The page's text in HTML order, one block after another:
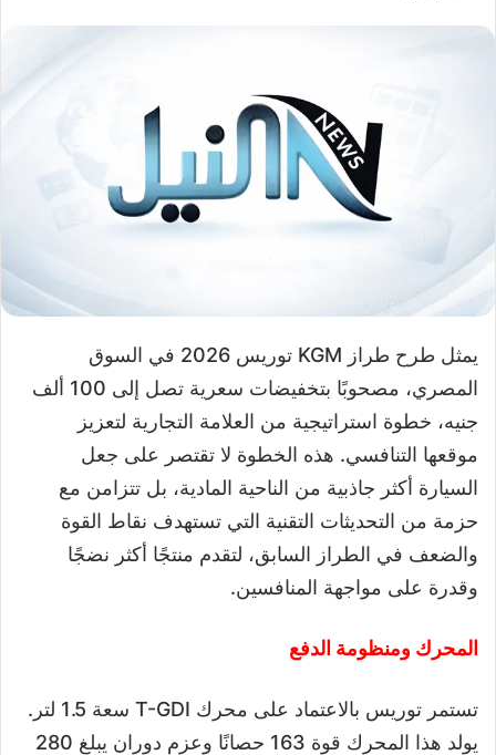
يمثل طرح طراز KGM توريس 2026 في السوق
المصري، مصحوبًا بتخفيضات سعرية تصل إلى 100 ألف
جنيه، خطوة استراتيجية من العلامة التجارية لتعزيز
موقعها التنافسي. هذه الخطوة لا تقتصر على جعل
السيارة أكثر جاذبية من الناحية المادية، بل تتزامن مع
حزمة من التحديثات التقنية التي تستهدف نقاط القوة
والضعف في الطراز السابق، لتقدم منتجًا أكثر نضجًا
وقدرة على مواجهة المنافسين.
المحرك ومنظومة الدفع
تستمر توريس بالاعتماد على محرك T-GDI سعة 1.5 لتر.
يولد هذا المحرك قوة 163 حصانًا وعزم دوران يبلغ 280